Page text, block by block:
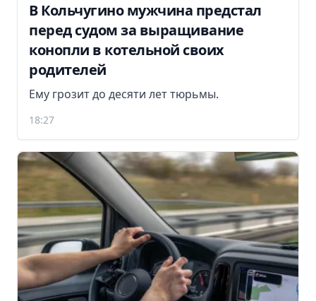
В Кольчугино мужчина предстал
перед судом за выращивание
конопли в котельной своих
родителей
Ему грозит до десяти лет тюрьмы.
18:27